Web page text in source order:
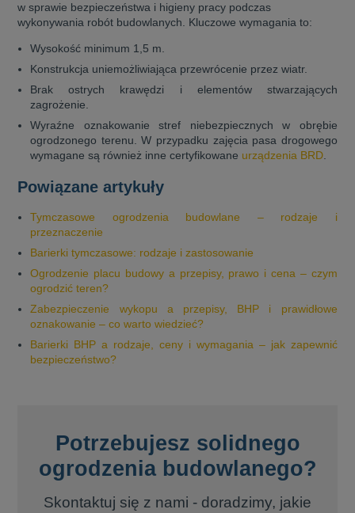
w sprawie bezpieczeństwa i higieny pracy podczas
wykonywania robót budowlanych. Kluczowe wymagania to:
Wysokość minimum 1,5 m.
Konstrukcja uniemożliwiająca przewrócenie przez wiatr.
Brak ostrych krawędzi i elementów stwarzających
zagrożenie.
Wyraźne oznakowanie stref niebezpiecznych w obrębie
ogrodzonego terenu. W przypadku zajęcia pasa drogowego
wymagane są również inne certyfikowane urządzenia BRD.
Powiązane artykuły
Tymczasowe ogrodzenia budowlane – rodzaje i
przeznaczenie
Barierki tymczasowe: rodzaje i zastosowanie
Ogrodzenie placu budowy a przepisy, prawo i cena – czym
ogrodzić teren?
Zabezpieczenie wykopu a przepisy, BHP i prawidłowe
oznakowanie – co warto wiedzieć?
Barierki BHP a rodzaje, ceny i wymagania – jak zapewnić
bezpieczeństwo?
Potrzebujesz solidnego
ogrodzenia budowlanego?
Skontaktuj się z nami - doradzimy, jakie